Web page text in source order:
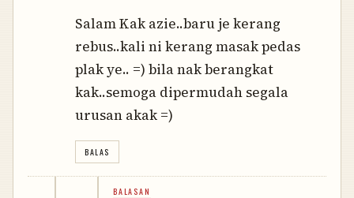
Salam Kak azie..baru je kerang
rebus..kali ni kerang masak pedas
plak ye.. =) bila nak berangkat
kak..semoga dipermudah segala
urusan akak =)
BALAS
BALASAN